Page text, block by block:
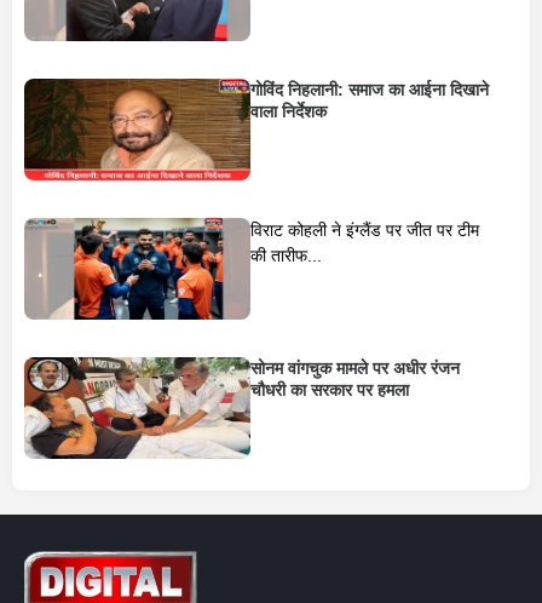
गोविंद निहलानी: समाज का आईना दिखाने
वाला निर्देशक
विराट कोहली ने इंग्लैंड पर जीत पर टीम
की तारीफ...
सोनम वांगचुक मामले पर अधीर रंजन
चौधरी का सरकार पर हमला